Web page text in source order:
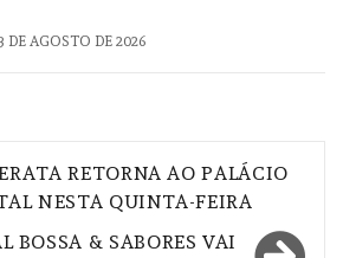
DE AGOSTO DE 2026
RETORNA AO PALÁCIO
NESTA QUINTA-FEIRA
BOSSA & SABORES VAI